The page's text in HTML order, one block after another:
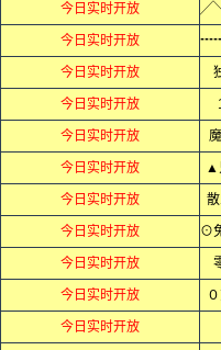
今日实时开放
今日实时开放
今日实时开放
今日实时开放
今日实时开放
今日实时开放 ▲
今日实时开放
今日实时开放
今日实时开放
今日实时开放
今日实时开放